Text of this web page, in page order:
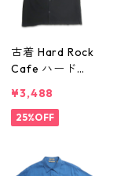
古着 Hard Rock
Cafe ハードロ
VEGAS ラスベ
ガス 半袖シャ
ラック 表記：M
¥3,488
25%OFF